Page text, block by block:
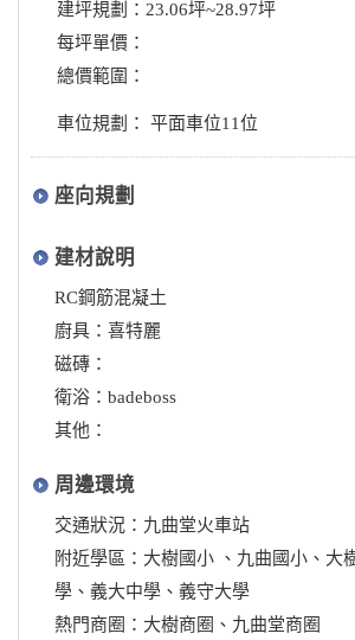
建坪規劃：23.06坪~28.97坪
每坪單價：
總價範圍：
車位規劃： 平面車位11位
座向規劃
建材說明
RC鋼筋混凝土
廚具：喜特麗
磁磚：
衛浴：badeboss
其他：
周邊環境
交通狀況：九曲堂火車站
附近學區：大樹國小 、九曲國小、大
學、義大中學、義守大學
熱門商圈：大樹商圈、九曲堂商圈